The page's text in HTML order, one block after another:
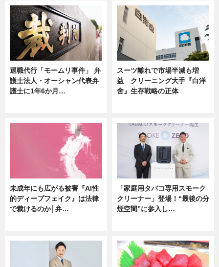
退職代行「モームリ事件」 弁
護士法人・オーシャン代表弁
護士に1年6か月…
スーツ離れで市場半減も増
益 クリーニング大手『白洋
舍』生存戦略の正体
未成年にも広がる被害『AI性
的ディープフェイク』は法律
で裁けるのか│弁…
「家庭用タバコ専用スモーク
クリーナー」登場！“最後の分
煙空間”に参入し…